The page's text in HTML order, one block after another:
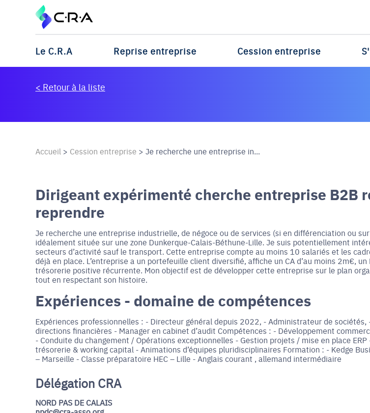
Le C.R.A Reprise entreprise Cession entreprise
< Retour à la liste
Accueil > Cession entreprise > Je recherche une entreprise in...
Dirigeant expérimenté cherche entreprise B2B
reprendre
Je recherche une entreprise industrielle, de négoce ou de services (si en différenciation ou
idéalement située sur une zone Dunkerque-Calais-Béthune-Lille. Je suis potentiellement
secteurs d’activité sauf le transport. Cette entreprise compte au moins 10 salariés et les
déjà en place. L’entreprise a un portefeuille client diversifié, affiche un CA d’au moins 2m€,
trésorerie positive récurrente. Mon objectif est de développer cette entreprise sur le plan
tout en respectant son histoire.
Expériences - domaine de compétences
Expériences professionnelles : - Directeur général depuis 2022, - Administrateur de sociétés,
directions financières - Manager en cabinet d’audit Compétences : - Développement
- Conduite du changement / Opérations exceptionnelles - Gestion projets / mise en place ERP
trésorerie & working capital - Animations d’équipes pluridisciplinaires Formation : - Kedge
– Marseille - Classe préparatoire HEC – Lille - Anglais courant , allemand intermédiaire
Délégation CRA
NORD PAS DE CALAIS